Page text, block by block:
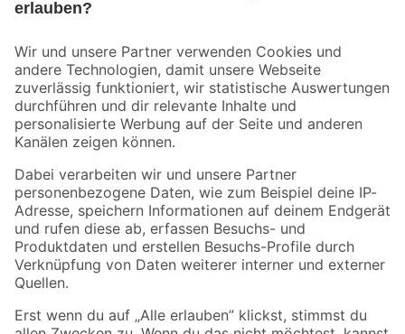
Der toom Newsletter: Keine Angebote und Aktionen mehr verpassen!
Zur Newsletter Anmeldung
Folge uns
Zahlungsarten Versandarten
Sicher einkaufen